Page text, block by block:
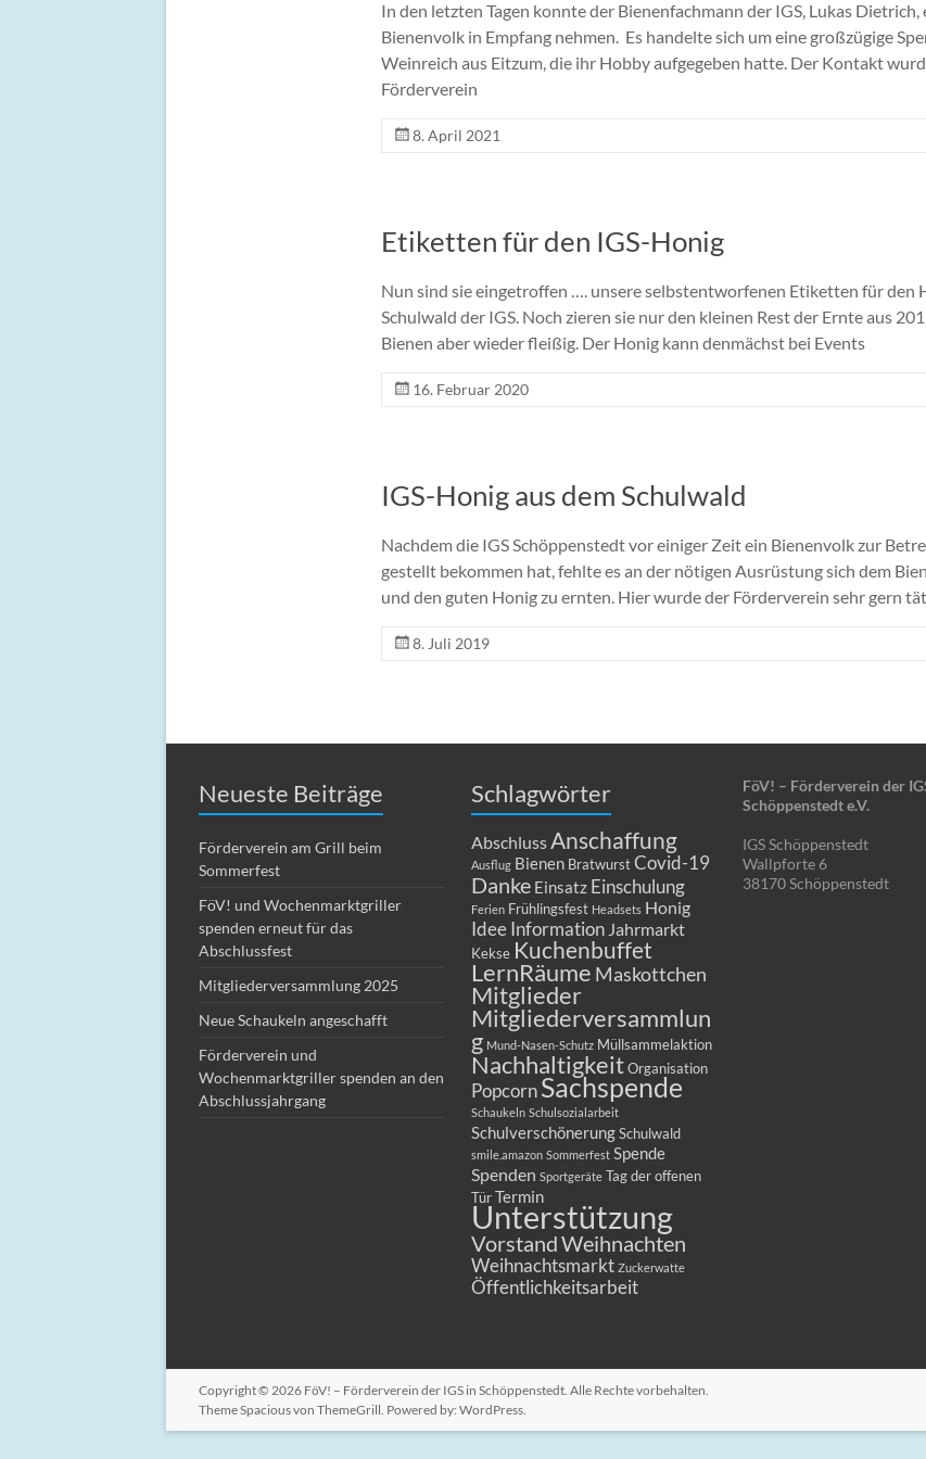
In den letzten Tagen konnte der Bienenfachmann der IGS, Lukas Dietrich,
Bienenvolk in Empfang nehmen. Es handelte sich um eine großzügige
Weinreich aus Eitzum, die ihr Hobby aufgegeben hatte. Der Kontakt
Förderverein
8. April 2021
Etiketten für den IGS-Honig
Nun sind sie eingetroffen …. unsere selbstentworfenen Etiketten für den
Schulwald der IGS. Noch zieren sie nur den kleinen Rest der Ernte aus
Bienen aber wieder fleißig. Der Honig kann denmächst bei Events
16. Februar 2020
IGS-Honig aus dem Schulwald
Nachdem die IGS Schöppenstedt vor einiger Zeit ein Bienenvolk zur
gestellt bekommen hat, fehlte es an der nötigen Ausrüstung sich dem
und den guten Honig zu ernten. Hier wurde der Förderverein sehr gern
8. Juli 2019
Neueste Beiträge
Förderverein am Grill beim
Sommerfest
FöV! und Wochenmarktgriller
spenden erneut für das
Abschlussfest
Mitgliederversammlung 2025
Neue Schaukeln angeschafft
Förderverein und
Wochenmarktgriller spenden an den
Abschlussjahrgang
Schlagwörter
AbschlussAnschaffung
Ausflug Bienen Bratwurst Covid-19
Danke Einsatz Einschulung
Ferien Frühlingsfest Headsets Honig
Idee Information Jahrmarkt
Kekse Kuchenbuffet
LernRäume Maskottchen
Mitglieder
Mitgliederversammlun
g Mund-Nasen-Schutz Müllsammelaktion
Nachhaltigkeit Organisation
Popcorn Sachspende
Schaukeln Schulsozialarbeit
Schulverschönerung Schulwald
smile.amazon Sommerfest Spende
Spenden Sportgeräte Tag der offenen
Tür Termin
Unterstützung
VorstandWeihnachten
Weihnachtsmarkt Zuckerwatte
Öffentlichkeitsarbeit
FöV! – Förderverein der
Schöppenstedt e.V.
IGS Schöppenstedt
Wallpforte 6
38170 Schöppenstedt
Copyright © 2026 FöV! – Förderverein der IGS in Schöppenstedt. Alle Rechte vorbehalten.
ThemeSpaciousvon ThemeGrill. Powered by: WordPress.